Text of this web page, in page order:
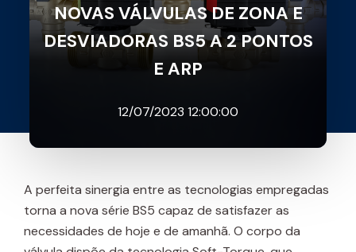
NOVAS VÁLVULAS DE ZONA E
DESVIADORAS BS5 A 2 PONTOS
E ARP
12/07/2023 12:00:00
A perfeita sinergia entre as tecnologias empregadas
torna a nova série BS5 capaz de satisfazer as
necessidades de hoje e de amanhã. O corpo da